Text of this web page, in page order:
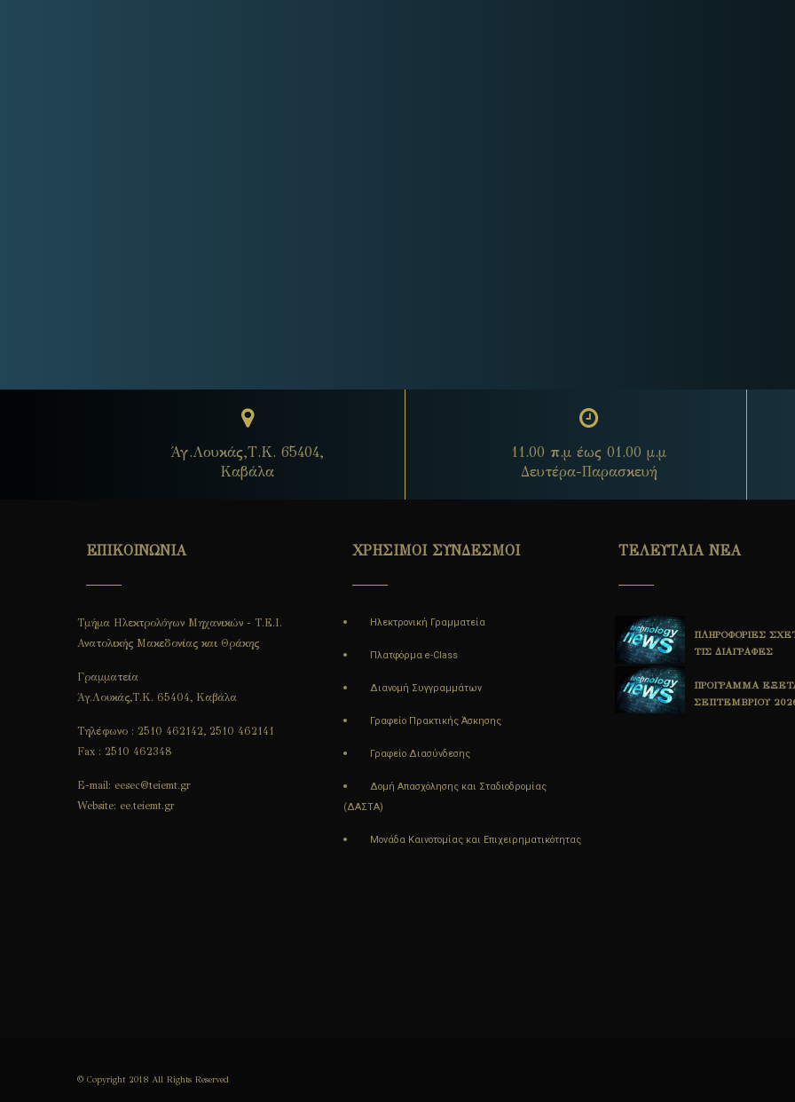
Άγ.Λουκάς,Τ.Κ. 65404,
Καβάλα
11.00 π.μ έως 01.00 μ.μ
Δευτέρα-Παρασκευή
ΕΠΙΚΟΙΝΩΝΙΑ
Τμήμα Ηλεκτρολόγων Μηχανικών - Τ.Ε.Ι.
Ανατολικής Μακεδονίας και Θράκης
Γραμματεία
Άγ.Λουκάς,Τ.Κ. 65404, Καβάλα
Τηλέφωνο : 2510 462142, 2510 462141
Fax : 2510 462348
E-mail: eesec@teiemt.gr
Website: ee.teiemt.gr
ΧΡΗΣΙΜΟΙ ΣΥΝΔΕΣΜΟΙ
Ηλεκτρονική Γραμματεία
Πλατφόρμα e-Class
Διανομή Συγγραμμάτων
Γραφείο Πρακτικής Άσκησης
Γραφείο Διασύνδεσης
Δομή Απασχόλησης και Σταδιοδρομίας
(ΔΑΣΤΑ)
Μονάδα Καινοτομίας και Επιχειρηματικότητας
ΤΕΛΕΥΤΑΙΑ ΝΕΑ
ΙΟΥΝΙΟΥ 2026
1η ΑΝΑΚΟΙΝΩΣΗ
ΦΥΣΙΚΗΣ ΠΠΣ
ΜΗΧΑΝΙΚΩΝ Τ.Ε.
ΠΛΗΡΟΦΟΡΙΕΣ
ΤΙΣ ΔΙΑΓΡΑΦΕΣ
ΠΡΟΓΡΑΜΜΑ
ΣΕΠΤΕΜΒΡΙΟΥ
© Copyright 2018 All Rights Reserved